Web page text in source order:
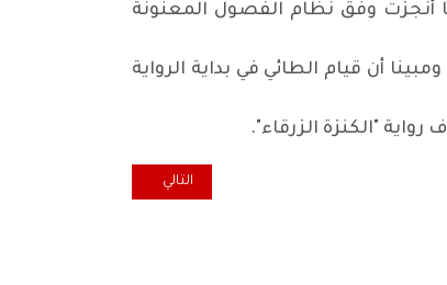
أنجزت وفق نظام الفصول المعنونة
أن قيام الطائي في بداية الرواية
"الكنزة الزرقاء".
المقال التالي: جماهير
التالي